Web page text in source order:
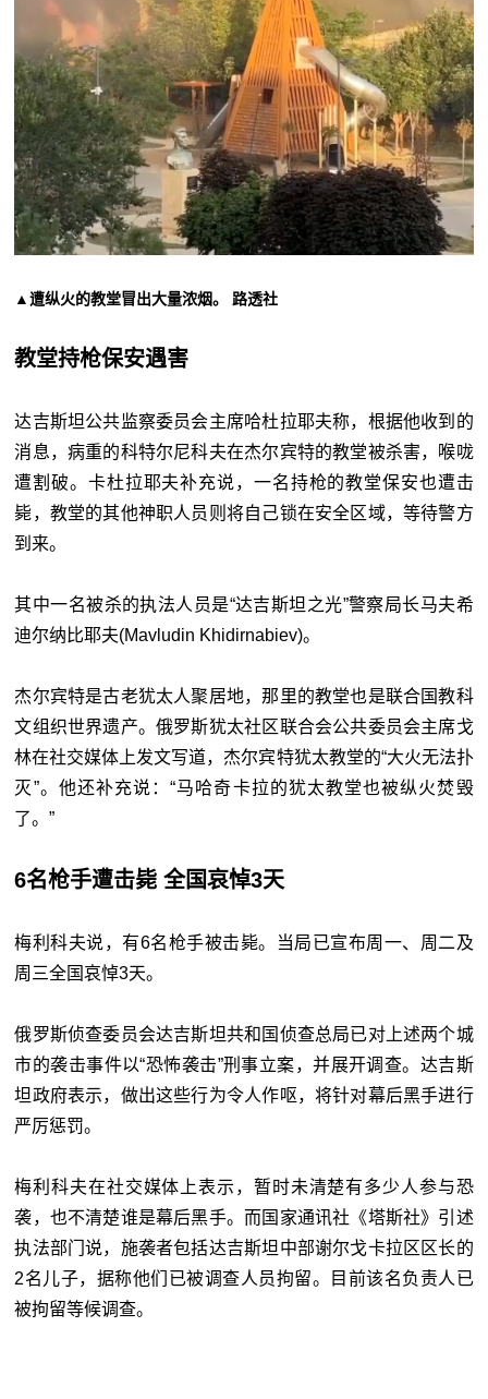
▲遭纵火的教堂冒出大量浓烟。 路透社
教堂持枪保安遇害
达吉斯坦公共监察委员会主席哈杜拉耶夫称，根据他收到的
消息，病重的科特尔尼科夫在杰尔宾特的教堂被杀害，喉咙
遭割破。卡杜拉耶夫补充说，一名持枪的教堂保安也遭击
毙，教堂的其他神职人员则将自己锁在安全区域，等待警方
到来。
其中一名被杀的执法人员是“达吉斯坦之光”警察局长马夫希
迪尔纳比耶夫(Mavludin Khidirnabiev)。
杰尔宾特是古老犹太人聚居地，那里的教堂也是联合国教科
文组织世界遗产。俄罗斯犹太社区联合会公共委员会主席戈
林在社交媒体上发文写道，杰尔宾特犹太教堂的“大火无法扑
灭”。他还补充说：“马哈奇卡拉的犹太教堂也被纵火焚毁
了。”
6名枪手遭击毙 全国哀悼3天
梅利科夫说，有6名枪手被击毙。当局已宣布周一、周二及
周三全国哀悼3天。
俄罗斯侦查委员会达吉斯坦共和国侦查总局已对上述两个城
市的袭击事件以“恐怖袭击”刑事立案，并展开调查。达吉斯
坦政府表示，做出这些行为令人作呕，将针对幕后黑手进行
严厉惩罚。
梅利科夫在社交媒体上表示，暂时未清楚有多少人参与恐
袭，也不清楚谁是幕后黑手。而国家通讯社《塔斯社》引述
执法部门说，施袭者包括达吉斯坦中部谢尔戈卡拉区区长的
2名儿子，据称他们已被调查人员拘留。目前该名负责人已
被拘留等候调查。